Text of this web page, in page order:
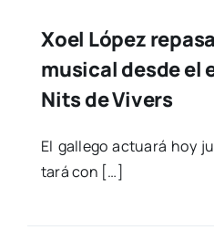
Xoel López
musical desde el
Nits de Vivers
El galle­go actua­rá hoy
ta­rá con […]